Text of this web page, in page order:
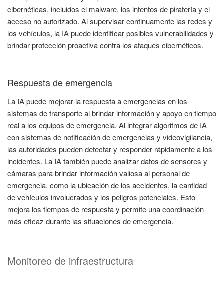
cibernéticas, incluidos el malware, los intentos de piratería y el
acceso no autorizado. Al supervisar continuamente las redes y
los vehículos, la IA puede identificar posibles vulnerabilidades y
brindar protección proactiva contra los ataques cibernéticos.
Respuesta de emergencia
La IA puede mejorar la respuesta a emergencias en los
sistemas de transporte al brindar información y apoyo en tiempo
real a los equipos de emergencia. Al integrar algoritmos de IA
con sistemas de notificación de emergencias y videovigilancia,
las autoridades pueden detectar y responder rápidamente a los
incidentes. La IA también puede analizar datos de sensores y
cámaras para brindar información valiosa al personal de
emergencia, como la ubicación de los accidentes, la cantidad
de vehículos involucrados y los peligros potenciales. Esto
mejora los tiempos de respuesta y permite una coordinación
más eficaz durante las situaciones de emergencia.
Monitoreo de infraestructura